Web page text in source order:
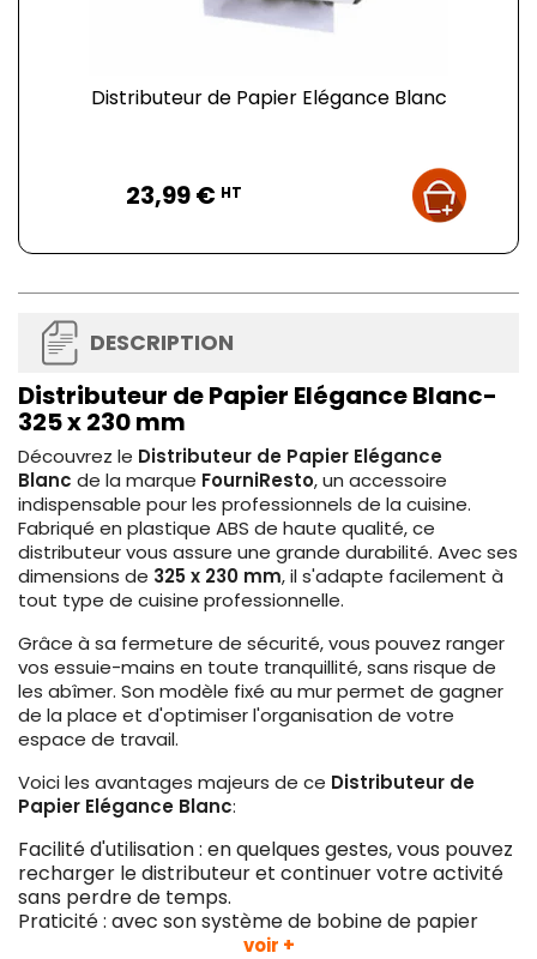
Distributeur de Papier Elégance Blanc
23,99 € HT
DESCRIPTION
Distributeur de Papier Elégance Blanc-
325 x 230 mm
Découvrez le Distributeur de Papier Elégance
Blanc de la marque FourniResto, un accessoire
indispensable pour les professionnels de la cuisine.
Fabriqué en plastique ABS de haute qualité, ce
distributeur vous assure une grande durabilité. Avec ses
dimensions de 325 x 230 mm, il s'adapte facilement à
tout type de cuisine professionnelle.
Grâce à sa fermeture de sécurité, vous pouvez ranger
vos essuie-mains en toute tranquillité, sans risque de
les abîmer. Son modèle fixé au mur permet de gagner
de la place et d'optimiser l'organisation de votre
espace de travail.
Voici les avantages majeurs de ce Distributeur de
Papier Elégance Blanc:
Facilité d'utilisation : en quelques gestes, vous pouvez
recharger le distributeur et continuer votre activité
sans perdre de temps.
Praticité : avec son système de bobine de papier
mèche, vous pouvez distribuer facilement et
voir +